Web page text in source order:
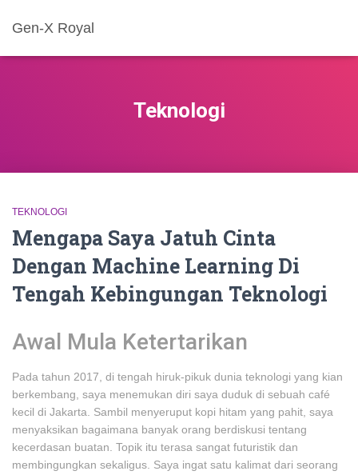
Gen-X Royal
Teknologi
TEKNOLOGI
Mengapa Saya Jatuh Cinta
Dengan Machine Learning Di
Tengah Kebingungan Teknologi
Awal Mula Ketertarikan
Pada tahun 2017, di tengah hiruk-pikuk dunia teknologi yang kian
berkembang, saya menemukan diri saya duduk di sebuah café
kecil di Jakarta. Sambil menyeruput kopi hitam yang pahit, saya
menyaksikan bagaimana banyak orang berdiskusi tentang
kecerdasan buatan. Topik itu terasa sangat futuristik dan
membingungkan sekaligus. Saya ingat satu kalimat dari seorang